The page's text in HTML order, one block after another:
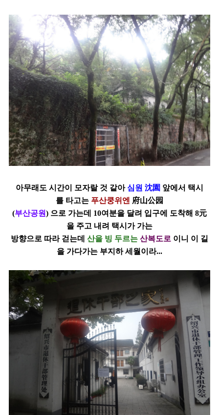
아무래도 시간이 모자랄 것 같아심원 沈園 앞에서 택시
를 타고는 푸산쿵위엔 府山公园
(부산공원) 으로 가는데 10여분을 달려 입구에 도착해 8元
을 주고 내려 택시가 가는
방향으로 따라 걷는데 산을 빙 두르는 산복도로 이니 이 길
을 가다가는 부지하 세월이라...